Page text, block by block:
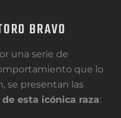
BRAVO
una serie de
que lo
se presentan las
esta icónica raza: